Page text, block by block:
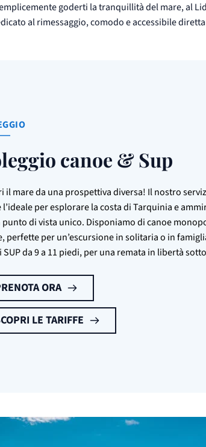
goderti la tranquillità del mare, al
al rimessaggio, comodo e accessibile
canoe & Sup
il mare da una prospettiva diversa! Il nostro
l’ideale per esplorare la costa di Tarquinia e
punto di vista unico. Disponiamo di canoe
perfette per un’escursione in solitaria o in
da 9 a 11 piedi, per una remata in libertà
ORA
LE TARIFFE